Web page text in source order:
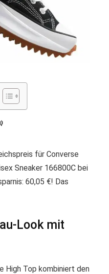
für Converse
Sneaker 166800C bei
60,05 €! Das
Look mit
High Top kombiniert den